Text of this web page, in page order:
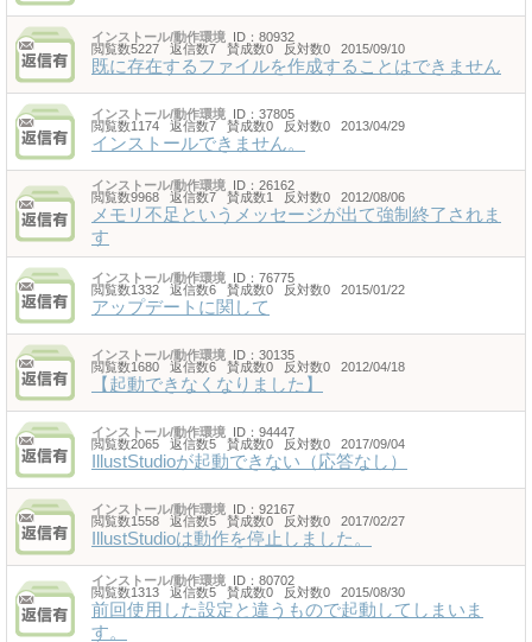
インストール/動作環境 ID：80932
閲覧数5227 返信数7 賛成数0 反対数0 2015/09/10
既に存在するファイルを作成することはできません
インストール/動作環境 ID：37805
閲覧数1174 返信数7 賛成数0 反対数0 2013/04/29
インストールできません。
インストール/動作環境 ID：26162
閲覧数9968 返信数7 賛成数1 反対数0 2012/08/06
メモリ不足というメッセージが出て強制終了されま
す
インストール/動作環境 ID：76775
閲覧数1332 返信数6 賛成数0 反対数0 2015/01/22
アップデートに関して
インストール/動作環境 ID：30135
閲覧数1680 返信数6 賛成数0 反対数0 2012/04/18
【起動できなくなりました】
インストール/動作環境 ID：94447
閲覧数2065 返信数5 賛成数0 反対数0 2017/09/04
IllustStudioが起動できない（応答なし）
インストール/動作環境 ID：92167
閲覧数1558 返信数5 賛成数0 反対数0 2017/02/27
IllustStudioは動作を停止しました。
インストール/動作環境 ID：80702
閲覧数1313 返信数5 賛成数0 反対数0 2015/08/30
前回使用した設定と違うもので起動してしまいま
す。